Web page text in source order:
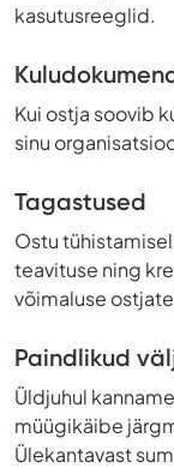
kasutusreeglid.
Kui ostja soovib
sinu
Tagastused
Ostu
teavituse ning
võimaluse
Paindlikud
Üldjuhul
müügikäibe
Ülekantavast